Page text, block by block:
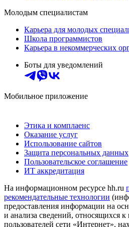
Молодым специалистам
Карьера для молодых
Школа программистов
Карьера в некоммерческих
Боты для уведомлений
Мобильное приложение
Этика и комплаенс
Оказание услуг
Использование сайтов
Защита персональных данных
Пользовательское соглашение
ИТ аккредитация
На информационном ресурсе hh.ru
рекомендательные технологии
предоставления информации на
и анализа сведений, относящихся
пользователей сети «Интернет»,